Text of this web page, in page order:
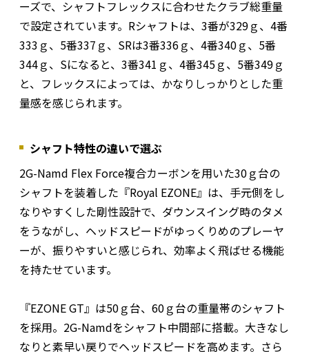
ーズで、シャフトフレックスに合わせたクラブ総重量
で設定されています。Rシャフトは、3番が329ｇ、4番
333ｇ、5番337ｇ、SRは3番336ｇ、4番340ｇ、5番
344ｇ、Sになると、3番341ｇ、4番345ｇ、5番349ｇ
と、フレックスによっては、かなりしっかりとした重
量感を感じられます。
シャフト特性の違いで選ぶ
2G-Namd Flex Force複合カーボンを用いた30ｇ台の
シャフトを装着した『Royal EZONE』は、手元側をし
なりやすくした剛性設計で、ダウンスイング時のタメ
をうながし、ヘッドスピードがゆっくりめのプレーヤ
ーが、振りやすいと感じられ、効率よく飛ばせる機能
を持たせています。
『EZONE GT』は50ｇ台、60ｇ台の重量帯のシャフト
を採用。2G-Namdをシャフト中間部に搭載。大きなし
なりと素早い戻りでヘッドスピードを高めます。さら